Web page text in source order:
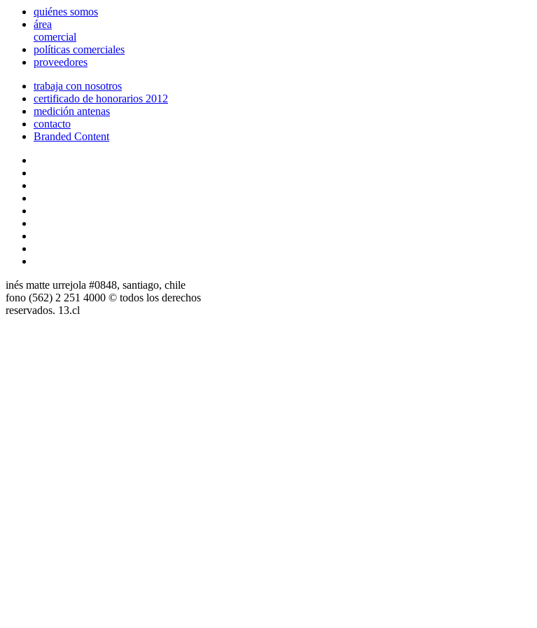
quiénes somos
área
comercial
políticas comerciales
proveedores
trabaja con nosotros
certificado de honorarios 2012
medición antenas
contacto
Branded Content
inés matte urrejola #0848, santiago, chile
fono (562) 2 251 4000 © todos los derechos
reservados. 13.cl